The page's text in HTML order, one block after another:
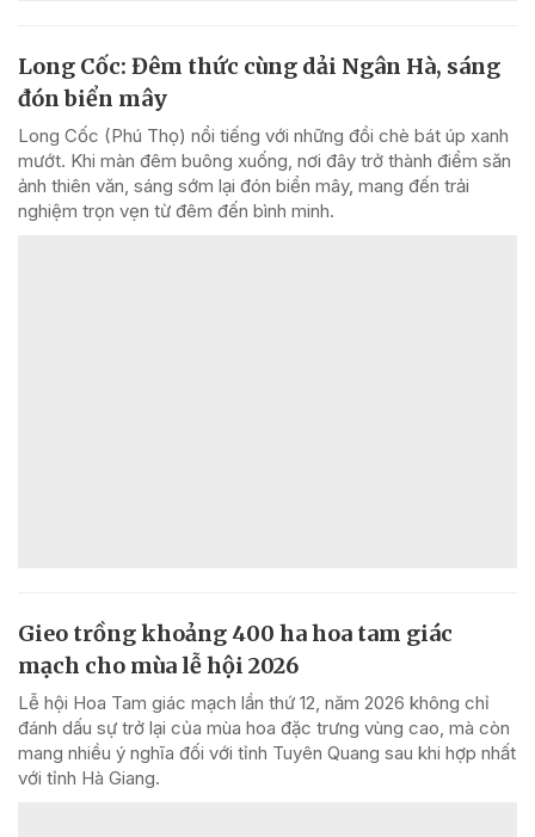
Long Cốc: Đêm thức cùng dải Ngân Hà, sáng
đón biển mây
Long Cốc (Phú Thọ) nổi tiếng với những đồi chè bát úp xanh
mướt. Khi màn đêm buông xuống, nơi đây trở thành điểm săn
ảnh thiên văn, sáng sớm lại đón biển mây, mang đến trải
nghiệm trọn vẹn từ đêm đến bình minh.
Gieo trồng khoảng 400 ha hoa tam giác
mạch cho mùa lễ hội 2026
Lễ hội Hoa Tam giác mạch lần thứ 12, năm 2026 không chỉ
đánh dấu sự trở lại của mùa hoa đặc trưng vùng cao, mà còn
mang nhiều ý nghĩa đối với tỉnh Tuyên Quang sau khi hợp nhất
với tỉnh Hà Giang.